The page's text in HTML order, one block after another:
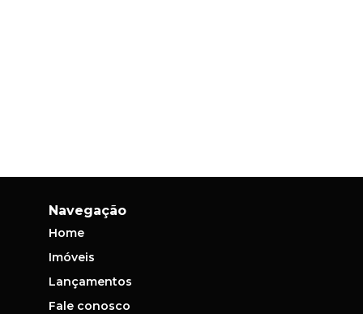
Navegação
Home
Imóveis
Lançamentos
Fale conosco